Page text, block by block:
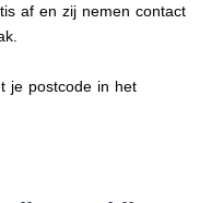
af en zij nemen contact
je postcode in het